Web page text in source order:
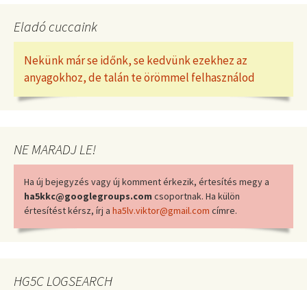
Eladó cuccaink
Nekünk már se időnk, se kedvünk ezekhez az
anyagokhoz, de talán te örömmel felhasználod
NE MARADJ LE!
Ha új bejegyzés vagy új komment érkezik, értesítés megy a
ha5kkc@googlegroups.com csoportnak. Ha külön
értesítést kérsz, írj a ha5lv.viktor@gmail.com címre.
HG5C LOGSEARCH